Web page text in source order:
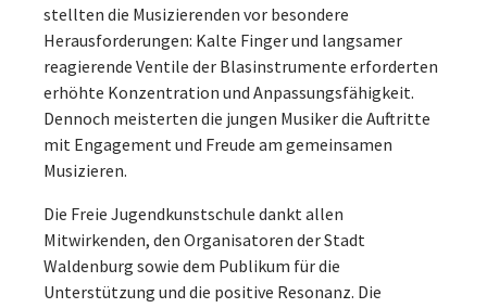
stellten die Musizierenden vor besondere
Herausforderungen: Kalte Finger und langsamer
reagierende Ventile der Blasinstrumente erforderten
erhöhte Konzentration und Anpassungsfähigkeit.
Dennoch meisterten die jungen Musiker die Auftritte
mit Engagement und Freude am gemeinsamen
Musizieren.
Die Freie Jugendkunstschule dankt allen
Mitwirkenden, den Organisatoren der Stadt
Waldenburg sowie dem Publikum für die
Unterstützung und die positive Resonanz. Die